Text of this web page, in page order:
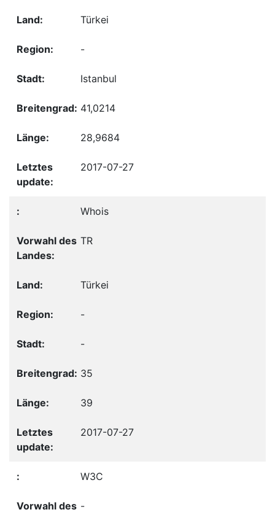
Türkei
-
Istanbul
41,0214
28,9684
2017-07-27
Whois
TR
Türkei
-
-
35
39
2017-07-27
W3C
-